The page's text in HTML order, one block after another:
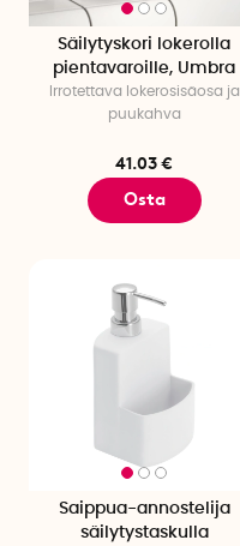
Säilytyskori lokerolla
pientavaroille, Umbra
Irrotettava lokerosisäosa ja
puukahva
41.03 €
Osta
Saippua-annostelija
säilytystaskulla